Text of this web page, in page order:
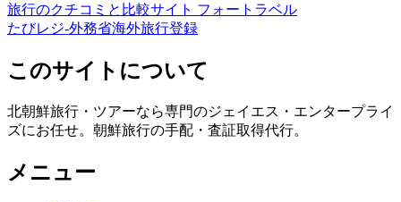
旅行のクチコミと比較サイト フォートラベル
たびレジ-外務省海外旅行登録
このサイトについて
北朝鮮旅行・ツアーなら専門のジェイエス・エンタープライ
ズにお任せ。朝鮮旅行の手配・査証取得代行。
メニュー